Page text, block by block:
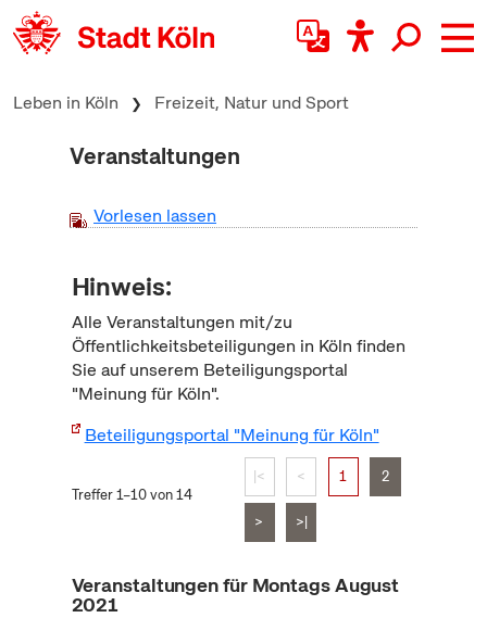
zum Inhalt springen
Leben in Köln Freizeit, Natur und Sport
Veranstaltungen
Vorlesen lassen
Hinweis:
Alle Veranstaltungen mit/zu
Öffentlichkeitsbeteiligungen in Köln finden
Sie auf unserem Beteiligungsportal
"Meinung für Köln".
Beteiligungsportal "Meinung für Köln"
Treffer 1–10 von 14
|< < 1 2
> >|
Veranstaltungen für Montags August
2021